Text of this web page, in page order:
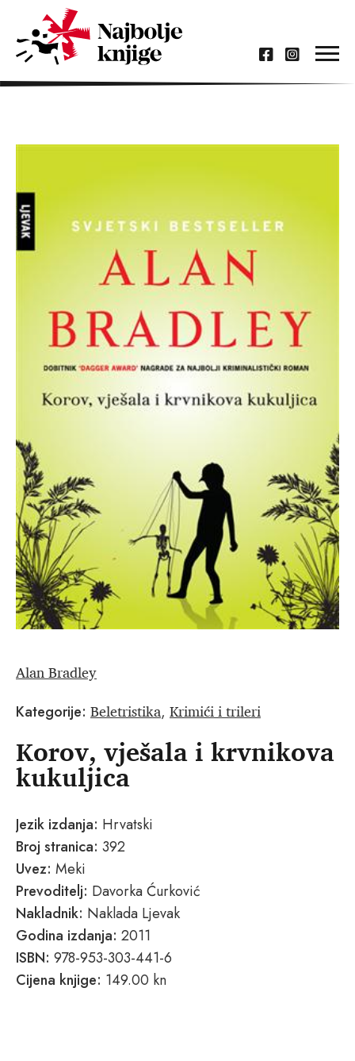
Alan Bradley
Kategorije: Beletristika, Krimići i trileri
Korov, vješala i krvnikova
kukuljica
Jezik izdanja: Hrvatski
Broj stranica: 392
Uvez: Meki
Prevoditelj: Davorka Ćurković
Nakladnik: Naklada Ljevak
Godina izdanja: 2011
ISBN: 978-953-303-441-6
Cijena knjige: 149.00 kn